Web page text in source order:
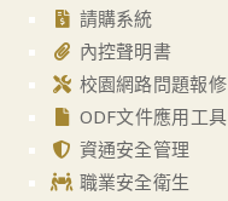
請購系統
內控聲明書
校園網路問題報修
ODF文件應用工具
資通安全管理
職業安全衛生